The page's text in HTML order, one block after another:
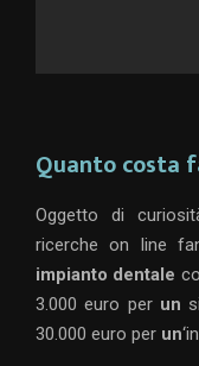
Quanto costa
Oggetto di
ricerche on line
impianto dentale
3.000 euro per un
30.000 euro per un